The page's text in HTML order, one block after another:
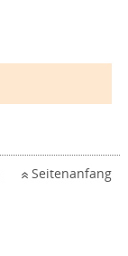
Seitenanfang